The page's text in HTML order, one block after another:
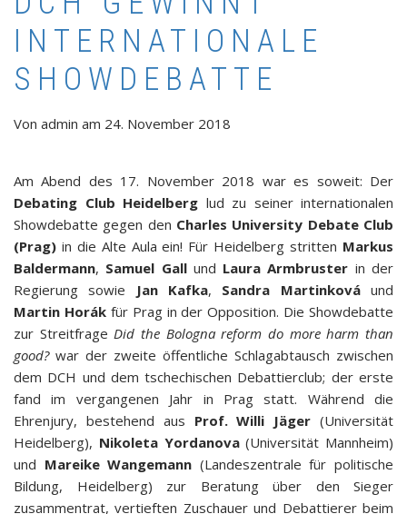
INTERNATIONALE
SHOWDEBATTE
Von admin am 24. November 2018
Am Abend des 17. November 2018 war es soweit: Der
Debating Club Heidelberg lud zu seiner internationalen
Showdebatte gegen den Charles University Debate Club
(Prag) in die Alte Aula ein! Für Heidelberg stritten Markus
Baldermann, Samuel Gallund Laura Armbruster in der
Regierung sowie
Jan Kafka, Sandra Martinkováund
Martin Horákfür Prag in der Opposition. Die Showdebatte
zur Streitfrage Did the Bologna reform do more harm than
good?war der zweite öffentliche Schlagabtausch zwischen
dem DCH und dem tschechischen Debattierclub; der erste
fand im vergangenen Jahr in Prag statt. Während die
Ehrenjury, bestehend aus Prof. Willi Jäger (Universität
Heidelberg), Nikoleta Yordanova(Universität Mannheim)
und Mareike Wangemann (Landeszentrale für politische
Bildung, Heidelberg) zur Beratung über den Sieger
zusammentrat, vertieften Zuschauer und Debattierer beim